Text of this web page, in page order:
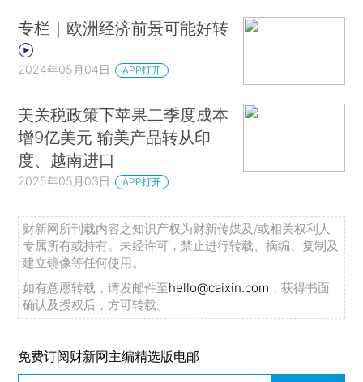
专栏｜欧洲经济前景可能好转
2024年05月04日 APP打开
美关税政策下苹果二季度成本
增9亿美元 输美产品转从印
度、越南进口
2025年05月03日 APP打开
财新网所刊载内容之知识产权为财新传媒及/或相关权利人
专属所有或持有。未经许可，禁止进行转载、摘编、复制及
建立镜像等任何使用。
如有意愿转载，请发邮件至hello@caixin.com ，获得书面
确认及授权后，方可转载。
免费订阅财新网主编精选版电邮